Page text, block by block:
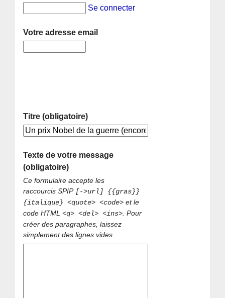
Se connecter
Votre adresse email
Titre (obligatoire)
Texte de votre message
(obligatoire)
Ce formulaire accepte les
raccourcis SPIP [->url] {{gras}}
{italique} <quote> <code> et le
code HTML<q> <del> <ins>. Pour
créer des paragraphes, laissez
simplement des lignes vides.